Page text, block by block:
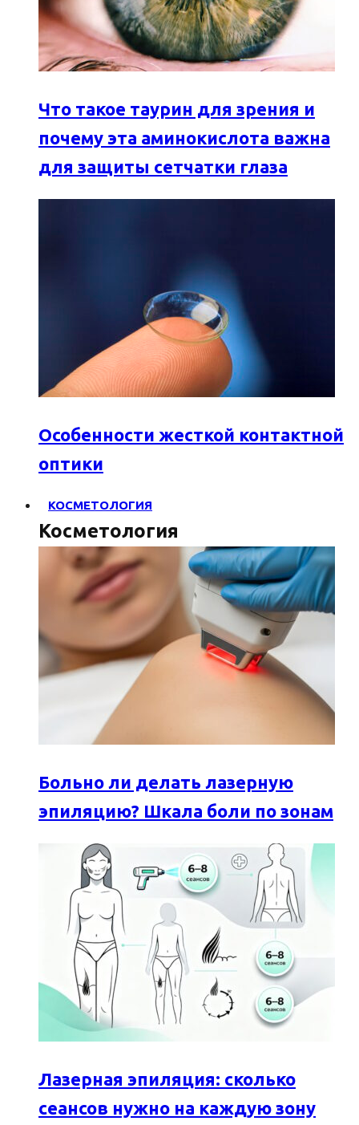
Что такое таурин для зрения и
почему эта аминокислота важна
для защиты сетчатки глаза
Особенности жесткой контактной
оптики
КОСМЕТОЛОГИЯ
Косметология
Больно ли делать лазерную
эпиляцию? Шкала боли по зонам
Лазерная эпиляция: сколько
сеансов нужно на каждую зону